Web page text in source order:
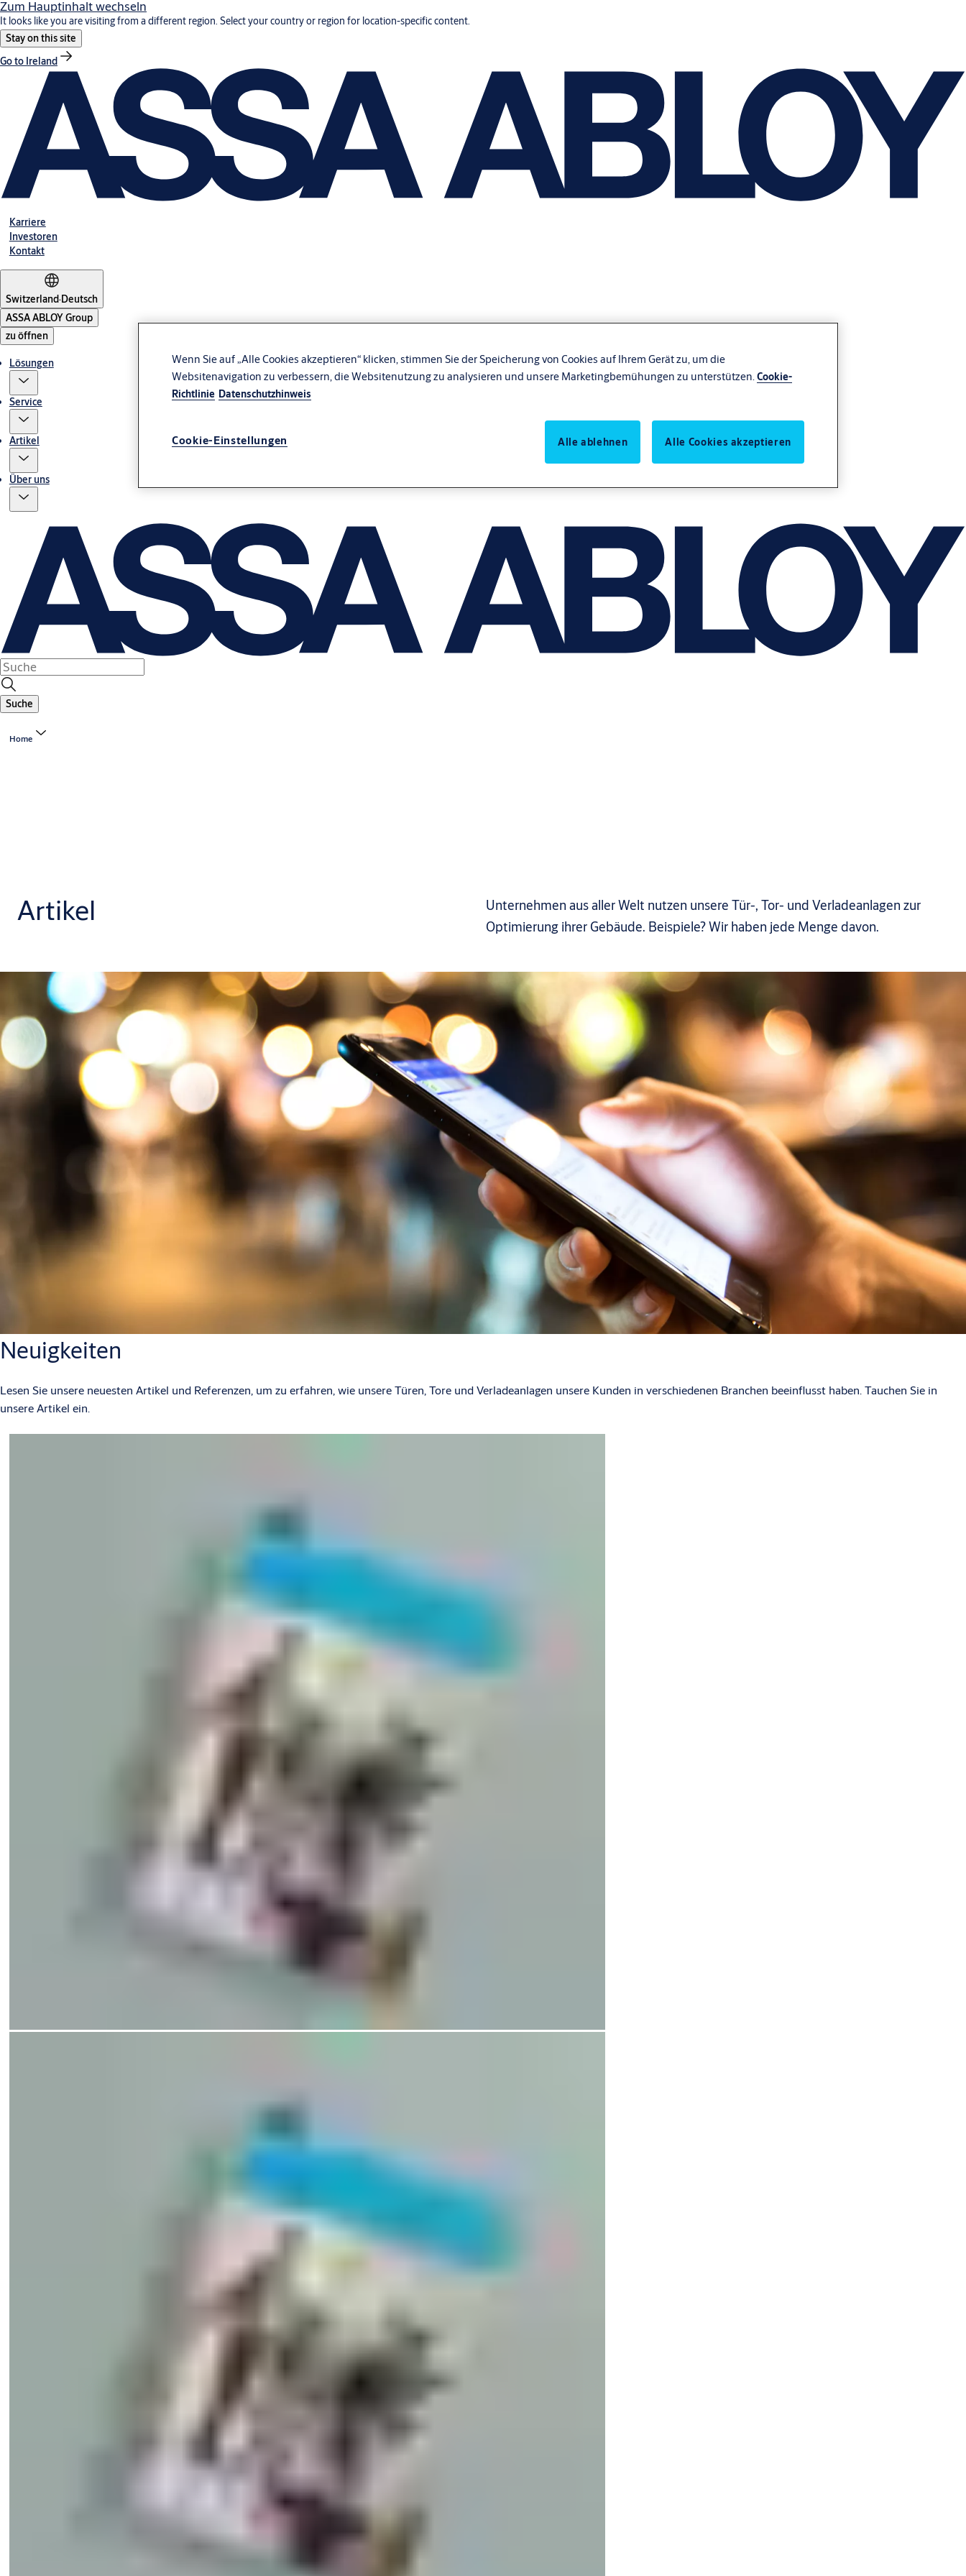
Zum Hauptinhalt wechseln
It looks like you are visiting from a different region. Select your country or region for location-specific content.
Stay on this site
Go to Ireland
Karriere
Investoren
Kontakt
Switzerland·Deutsch
ASSA ABLOY Group
zu öffnen
Lösungen
Service
Artikel
Über uns
Suche
Home
Artikel
Unternehmen aus aller Welt nutzen unsere Tür-, Tor- und Verladeanlagen zur
Optimierung ihrer Gebäude. Beispiele? Wir haben jede Menge davon.
Neuigkeiten
Lesen Sie unsere neuesten Artikel und Referenzen, um zu erfahren, wie unsere Türen, Tore und Verladeanlagen unsere Kunden in verschiedenen Branchen beeinflusst haben. Tauchen Sie in
unsere Artikel ein.
Wenn Sie auf „Alle Cookies akzeptieren“ klicken, stimmen Sie der Speicherung von Cookies auf Ihrem Gerät zu, um die
Websitenavigation zu verbessern, die Websitenutzung zu analysieren und unsere Marketingbemühungen zu unterstützen.Cookie-
Richtlinie Datenschutzhinweis
Cookie-Einstellungen Alle ablehnen Alle Cookies akzeptieren